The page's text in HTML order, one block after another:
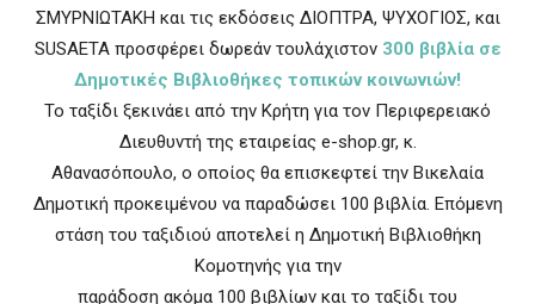
ΣΜΥΡΝΙΩΤΑΚΗ και τις εκδόσεις ΔΙΟΠΤΡΑ, ΨΥΧΟΓΙΟΣ, και
SUSAETA προσφέρει δωρεάν τουλάχιστον 300 βιβλία σε
Δημοτικές Βιβλιοθήκες τοπικών κοινωνιών!
Το ταξίδι ξεκινάει από την Κρήτη για τον Περιφερειακό
Διευθυντή της εταιρείας e-shop.gr, κ.
Αθανασόπουλο, ο οποίος θα επισκεφτεί την Βικελαία
Δημοτική προκειμένου να παραδώσει 100 βιβλία. Επόμενη
στάση του ταξιδιού αποτελεί η Δημοτική Βιβλιοθήκη
Κομοτηνής για την
παράδοση ακόμα 100 βιβλίων και το ταξίδι του